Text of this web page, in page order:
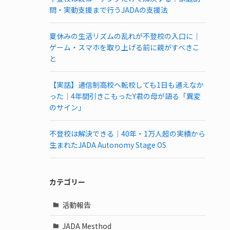
問・実動支援まで行うJADAの支援法
夏休みの生活リズムの乱れが不登校の入口に｜
ゲーム・スマホを取り上げる前に親がすべきこ
と
【実話】通信制高校へ転校しても1日も通えなか
った｜4年間引きこもったY君の母が語る「異変
のサイン」
不登校は解決できる｜40年・1万人超の実績から
生まれたJADA Autonomy Stage OS
カテゴリー
活動報告
JADA Mesthod